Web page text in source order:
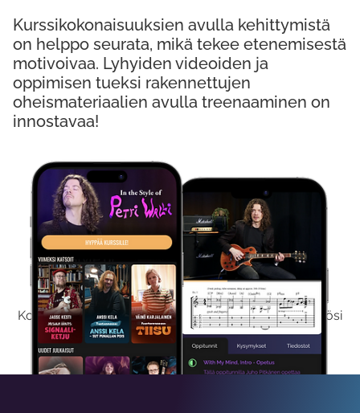
Kokeile Ilmaiseksi
Kokeilemalla ilmaiseksi saat koko sisältömme käyttöösi
viikon ajaksi.
Kurssikokonaisuuksien avulla kehittymistä
on helppo seurata, mikä tekee etenemisestä
motivoivaa. Lyhyiden videoiden ja
oppimisen tueksi rakennettujen
oheismateriaalien avulla treenaaminen on
innostavaa!